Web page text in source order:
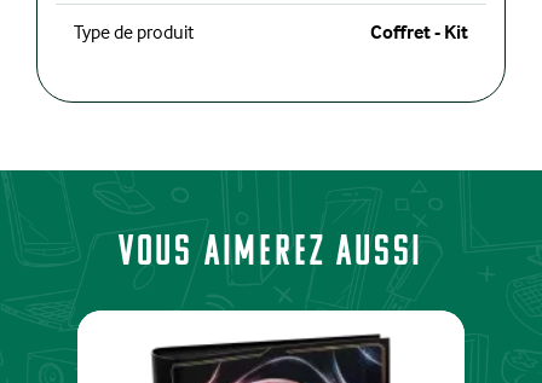
Type de produit Coffret - Kit
Vous aimerez aussi